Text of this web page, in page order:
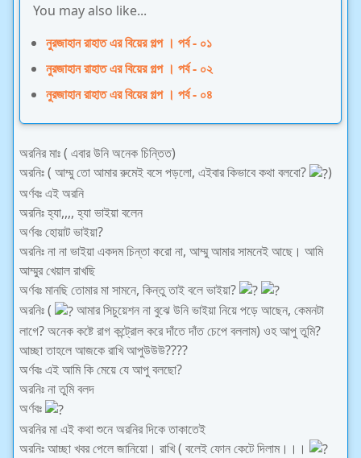
You may also like...
নুরজাহান রাহাত এর বিয়ের গল্প । পর্ব - ০১
নুরজাহান রাহাত এর বিয়ের গল্প । পর্ব - ০২
নুরজাহান রাহাত এর বিয়ের গল্প । পর্ব - ০৪
অরনির মাঃ ( এবার উনি অনেক চিন্তিত)
অরনিঃ ( আম্মু তো আমার রুমেই বসে পড়লো, এইবার কিভাবে কথা বলবো?
)
অর্ণবঃ এই অরনি
অরনিঃ হ্যা,,,, হ্যা ভাইয়া বলেন
অর্ণবঃ হোয়াট ভাইয়া?
অরনিঃ না না ভাইয়া একদম চিন্তা করো না, আম্মু আমার সামনেই আছে। আমি
আম্মুর খেয়াল রাখছি
অর্ণবঃ মানছি তোমার মা সামনে, কিন্তু তাই বলে ভাইয়া?
অরনিঃ (
আমার সিচুয়েশন না বুঝে উনি ভাইয়া নিয়ে পড়ে আছেন, কেমনটা
লাগে? অনেক কষ্টে রাগ কন্ট্রোল করে দাঁতে দাঁত চেপে বললাম) ওহ আপু তুমি?
আচ্ছা তাহলে আজকে রাখি আপুউউউ????
অর্ণবঃ এই আমি কি মেয়ে যে আপু বলছো?
অরনিঃ না তুমি বলদ
অর্ণবঃ
অরনির মা এই কথা শুনে অরনির দিকে তাকাতেই
অরনিঃ আচ্ছা খবর পেলে জানিয়ো। রাখি ( বলেই ফোন কেটে দিলাম।।।